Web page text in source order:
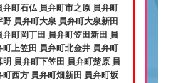
弁町石仏 員弁町市之原 員弁町
野 員弁町大泉 員弁町大泉新田
弁町岡丁田 員弁町笠田新田 員
町上笠田 員弁町北金井 員弁町
明 員弁町下笠田 員弁町楚原 員
町西方 員弁町畑新田 員弁町坂